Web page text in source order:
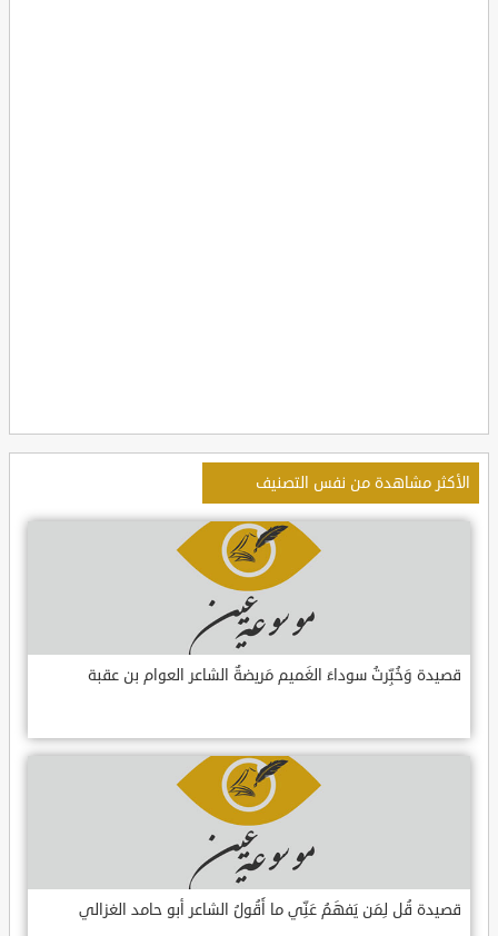
الأكثر مشاهدة من نفس التصنيف
قصيدة وَخُبِّرتُ سوداءَ الغَميم مَريضةٌ الشاعر العوام بن عقبة
قصيدة قُل لِمَن يَفهَمُ عَنِّي ما أَقُولُ الشاعر أبو حامد الغزالي